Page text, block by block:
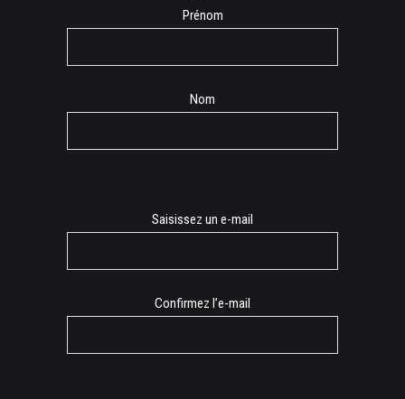
Prénom
Nom
Saisissez un e-mail
Confirmez l’e-mail